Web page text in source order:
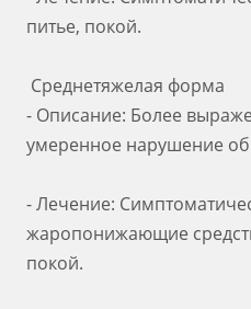
питье, покой.
Среднетяжелая форма
- Описание: Более
умеренное нарушение
- Лечение:
жаропонижающие
покой.